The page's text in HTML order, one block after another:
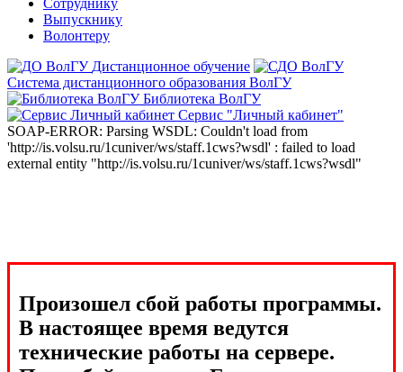
Сотруднику
Выпускнику
Волонтеру
Дистанционное обучение
Система дистанционного образования ВолГУ
Библиотека ВолГУ
Сервис "Личный кабинет"
SOAP-ERROR: Parsing WSDL: Couldn't load from
'http://is.volsu.ru/1cuniver/ws/staff.1cws?wsdl' : failed to load
external entity "http://is.volsu.ru/1cuniver/ws/staff.1cws?wsdl"
Произошел сбой работы программы.
В настоящее время ведутся
технические работы на сервере.